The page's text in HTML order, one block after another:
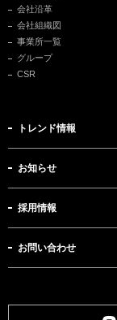
会社沿革
会社組織図
事業所一覧
グループ
CSR
トレンド情報
お知らせ
採用情報
お問い合わせ